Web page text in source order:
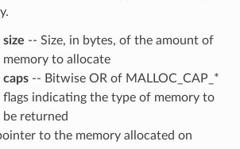
size -- Size, in bytes, of the amount of
memory to allocate
caps-- Bitwise OR of MALLOC_CAP_*
flags indicating the type of memory to
be returned
to the memory allocated on